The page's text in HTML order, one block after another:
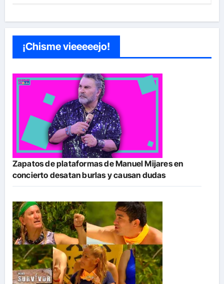
¡Chisme vieeeeejo!
Zapatos de plataformas de Manuel Mijares en
concierto desatan burlas y causan dudas